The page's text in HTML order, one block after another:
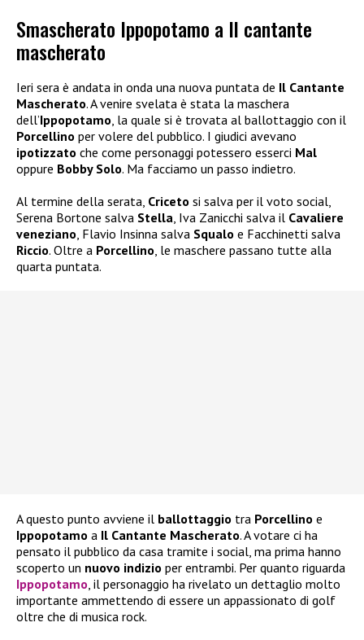
Smascherato Ippopotamo a Il cantante
mascherato
Ieri sera è andata in onda una nuova puntata de Il Cantante
Mascherato. A venire svelata è stata la maschera
dell’Ippopotamo, la quale si è trovata al ballottaggio con il
Porcellino per volere del pubblico. I giudici avevano
ipotizzato che come personaggi potessero esserci Mal
oppure Bobby Solo. Ma facciamo un passo indietro.
Al termine della serata, Criceto si salva per il voto social,
Serena Bortone salva Stella, Iva Zanicchi salva il Cavaliere
veneziano, Flavio Insinna salva Squalo e Facchinetti salva
Riccio. Oltre a Porcellino, le maschere passano tutte alla
quarta puntata.
A questo punto avviene il ballottaggio tra Porcellino e
Ippopotamo a Il Cantante Mascherato. A votare ci ha
pensato il pubblico da casa tramite i social, ma prima hanno
scoperto un nuovo indizio per entrambi. Per quanto riguarda
Ippopotamo, il personaggio ha rivelato un dettaglio molto
importante ammettendo di essere un appassionato di golf
oltre che di musica rock.